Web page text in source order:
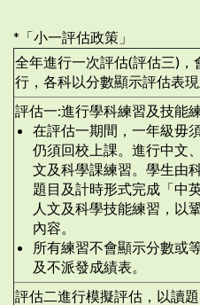
*「小一評估政策」
全年進行一次評估(評估三)，
行，各科以分數顯示評估表現
評估一:進行學科練習及技能
在評估一期間，一年級毋
仍須回校上課。進行中文
文及科學課練習。學生由
題目及計時形式完成「中
人文及科學技能練習，以
內容。
所有練習不會顯示分數或
及不派發成績表。
評估二進行模擬評估，以讀題